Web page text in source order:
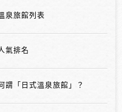
泉旅館列表
氣排名
謂「日式溫泉旅館」？